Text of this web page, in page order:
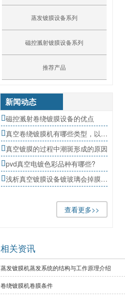
蒸发镀膜设备系列
磁控溅射镀膜设备系列
推荐产品
新闻动态
磁控溅射卷绕镀膜设备的优点
 真空卷绕镀膜机有哪些类型，以及它的原理?
真空镀膜的过程中潮斑形成的原因
pvd真空电镀色彩品种有哪些?
 浅析真空镀膜设备镀玻璃会掉膜原因?
查看更多>>
相关资讯
蒸发镀膜机蒸发系统的结构与工作原理介绍
卷绕镀膜机卷膜条件